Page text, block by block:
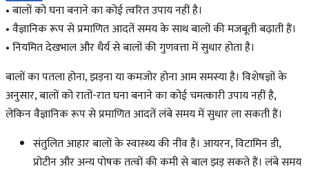
• बालों को घना बनाने का कोई त्वरित उपाय नहीं है।
• वैज्ञानिक रूप से प्रमाणित आदतें समय के साथ बालों की मजबूती बढ़ाती हैं।
• नियमित देखभाल और धैर्य से बालों की गुणवत्ता में सुधार होता है।
बालों का पतला होना, झड़ना या कमजोर होना आम समस्या है। विशेषज्ञों के
अनुसार, बालों को रातों-रात घना बनाने का कोई चमत्कारी उपाय नहीं है,
लेकिन वैज्ञानिक रूप से प्रमाणित आदतें लंबे समय में सुधार ला सकती हैं।
संतुलित आहार बालों के स्वास्थ्य की नींव है। आयरन, विटामिन डी,
प्रोटीन और अन्य पोषक तत्वों की कमी से बाल झड़ सकते हैं। लंबे समय